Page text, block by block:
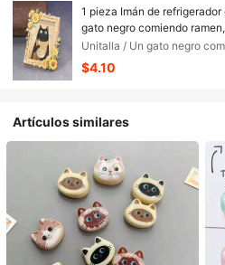
1 pieza Imán de
gato negro comiendo
refrigerador en el hogar,
refrigerador!
Unitalla / Un gato negro
$4.10
Artículos similares